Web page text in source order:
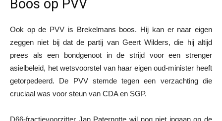
Boos op PVV
Ook op de PVV is Brekelmans boos. Hij kan er naar eigen
zeggen niet bij dat de partij van Geert Wilders, die hij altijd
prees als een bondgenoot in de strijd voor een strenger
asielbeleid, het wetsvoorstel van haar eigen oud-minister heeft
getorpedeerd. De PVV stemde tegen een verzachting die
cruciaal was voor steun van CDA en SGP.